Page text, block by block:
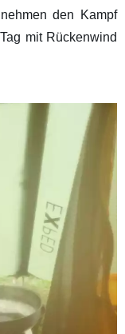
den Kampf
mit Rückenwind